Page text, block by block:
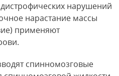
нарушений
нарастание массы
применяют
спинномозговые